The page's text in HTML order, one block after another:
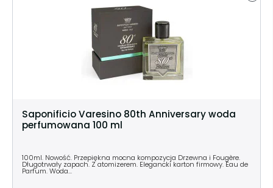
Saponificio Varesino 80th Anniversary woda
perfumowana 100 ml
100ml. Nowość. Przepiękna mocna kompozycja Drzewna i Fougère.
Długotrwały zapach. Z atomizerem. Elegancki karton firmowy. Eau de
Parfum. Woda...